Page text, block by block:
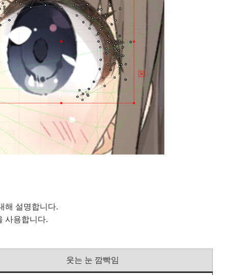
해 설명합니다.
사용합니다.
웃는 눈 깜빡임